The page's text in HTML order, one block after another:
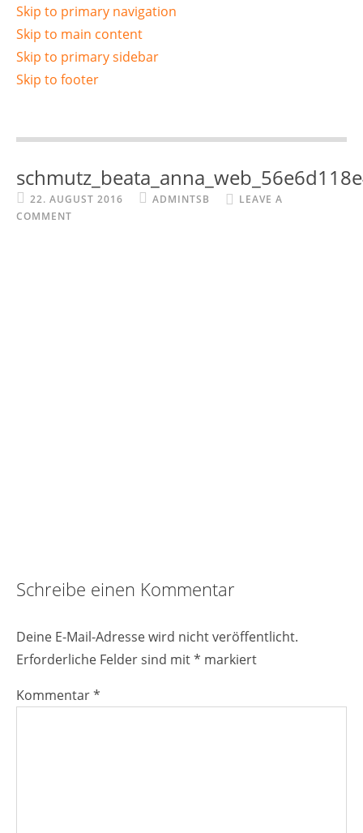
Skip to primary navigation
Skip to main content
Skip to primary sidebar
Skip to footer
22. AUGUST 2016 ADMINTSB
LEAVE A
COMMENT
Reader
Interactions
Schreibe einen Kommentar
Deine E-Mail-Adresse wird nicht veröffentlicht.
Erforderliche Felder sind mit* markiert
Kommentar*